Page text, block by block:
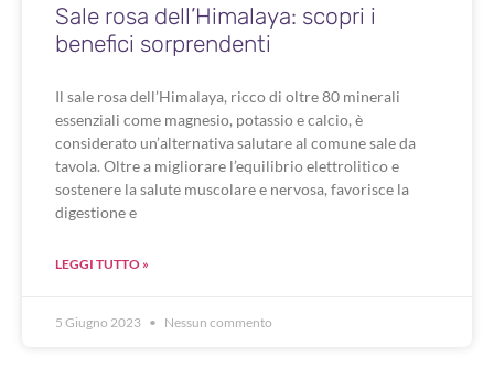
Sale rosa dell’Himalaya: scopri i
benefici sorprendenti
Il sale rosa dell’Himalaya, ricco di oltre 80 minerali
essenziali come magnesio, potassio e calcio, è
considerato un’alternativa salutare al comune sale da
tavola. Oltre a migliorare l’equilibrio elettrolitico e
sostenere la salute muscolare e nervosa, favorisce la
digestione e
LEGGI TUTTO »
5 Giugno 2023 Nessun commento